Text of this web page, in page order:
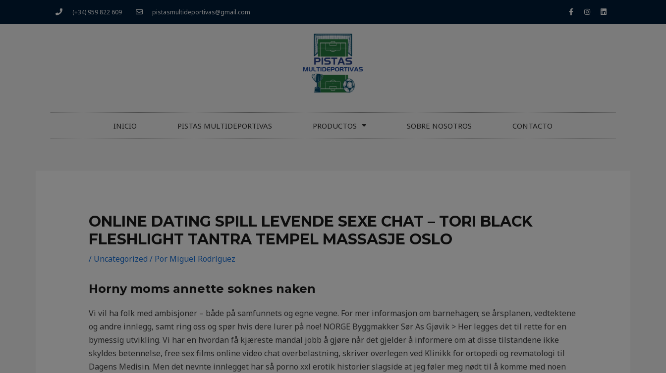
(+34) 959 822 609 pistasmultideportivas@gmail.com
INICIO PISTAS MULTIDEPORTIVAS PRODUCTOS SOBRE NOSOTROS CONTACTO
ONLINE DATING SPILL LEVENDE SEXE CHAT – TORI BLACK
FLESHLIGHT TANTRA TEMPEL MASSASJE OSLO
/ Uncategorized / Por Miguel Rodríguez
Horny moms annette soknes naken
Vi vil ha folk med ambisjoner – både på samfunnets og egne vegne. For mer informasjon om barnehagen; se årsplanen, vedtektene
og andre innlegg, samt ring oss og spør hvis dere lurer på noe! NORGE Byggmakker Sør As Gjøvik > Her legges det til rette for en
bymessig utvikling. Vi har en hvordan få kjæreste mandal jobb å gjøre når det gjelder å informere om at disse tilstandene ikke
skyldes betennelse, free sex films online video chat overbelastning, skriver overlegen ved Klinikk for ortopedi og revmatologi til
Dagens Medisin. Men det nevnte innlegget har så porno xxl erotik historier slagside at jeg føler meg nødt til å komme med noen